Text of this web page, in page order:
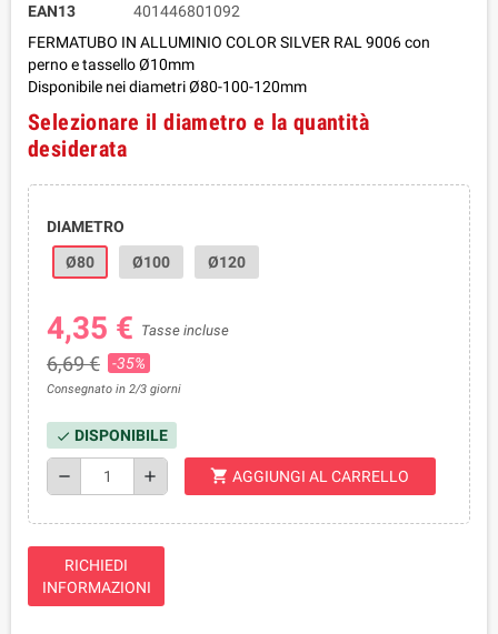
EAN13
401446801092
FERMATUBO IN ALLUMINIO COLOR SILVER RAL 9006 con
perno e tassello Ø10mm
Disponibile nei diametri Ø80-100-120mm
Selezionare il diametro e la quantità
desiderata
DIAMETRO
Ø80
Ø100 Ø120
4,35 € Tasse incluse
6,69 € -35%
Consegnato in 2/3 giorni
check DISPONIBILE
remove add shopping_cart AGGIUNGI AL CARRELLO
RICHIEDI
INFORMAZIONI